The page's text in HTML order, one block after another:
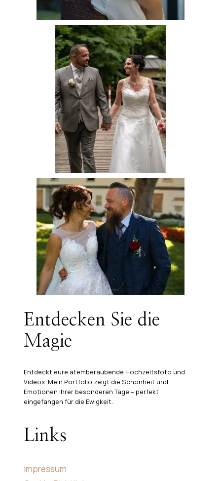
Entdecken Sie die
Magie
Entdeckt eure atemberaubende Hochzeitsfoto und
Videos. Mein Portfolio zeigt die Schönheit und
Emotionen Ihrer besonderen Tage – perfekt
eingefangen für die Ewigkeit.
Links
Impressum